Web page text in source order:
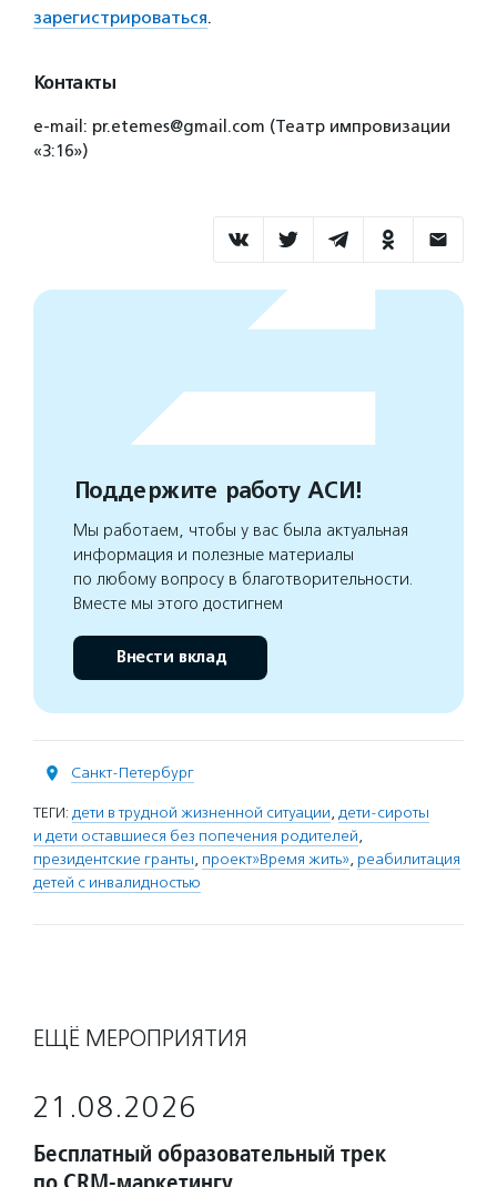
зарегистрироваться.
Контакты
e-mail: pr.etemes@gmail.com (Театр импровизации
«3:16»)
Поддержите работу АСИ!
Мы работаем, чтобы у вас была актуальная
информация и полезные материалы
по любому вопросу в благотворительности.
Вместе мы этого достигнем
Внести вклад
Санкт-Петербург
ТЕГИ: дети в трудной жизненной ситуации, дети-сироты
и дети оставшиеся без попечения родителей,
президентские гранты, проект»Время жить», реабилитация
детей с инвалидностью
ЕЩЁ МЕРОПРИЯТИЯ
21.08.2026
Бесплатный образовательный трек